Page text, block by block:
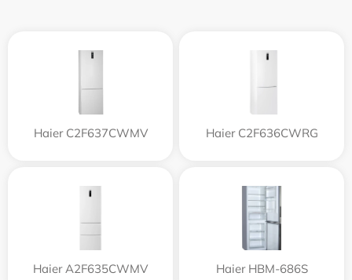
Haier C2F637CWMV Haier C2F636CWRG
Haier A2F635CWMV Haier HBM-686S